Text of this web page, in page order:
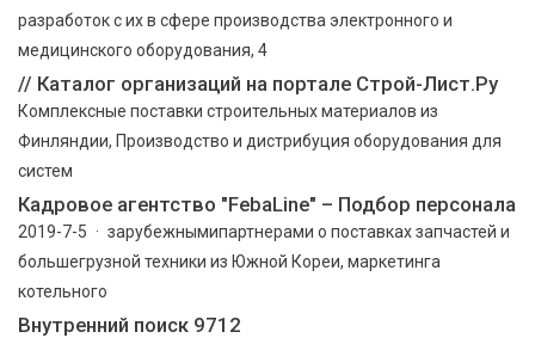
разработок с их в сфере производства электронного и
медицинского оборудования, 4
// Каталог организаций на портале Строй-Лист.Ру
Комплексные поставки строительных материалов из
Финляндии, Производство и дистрибуция оборудования для
систем
Кадровое агентство "FebaLine" – Подбор персонала
2019-7-5 · зарубежнымипартнерами о поставках запчастей и
большегрузной техники из Южной Кореи, маркетинга
котельного
Внутренний поиск 9712